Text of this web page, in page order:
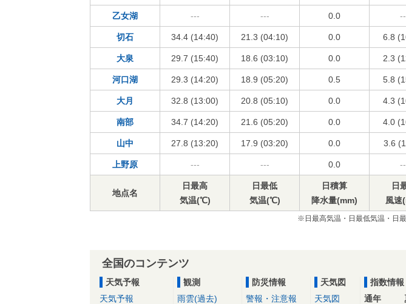
乙女湖 --- --- 0.0
切石 34.4 (14:40) 21.3 (04:10) 0.0 6.8
大泉 29.7 (15:40) 18.6 (03:10) 0.0 2.3
河口湖 29.3 (14:20) 18.9 (05:20) 0.5 5.8
大月 32.8 (13:00) 20.8 (05:10) 0.0 4.3
南部 34.7 (14:20) 21.6 (05:20) 0.0 4.0
山中 27.8 (13:20) 17.9 (03:20) 0.0 3.6
上野原 --- --- 0.0
地点名
日最高
気温(℃)
日最低
気温(℃)
日積算
降水量(mm)
日
風速
※日最高気温・日最低気温・日
全国のコンテンツ
天気予報
天気予報
観測
雨雲(過去)
防災情報
警報・注意報
天気図
天気図
指数情報
通年